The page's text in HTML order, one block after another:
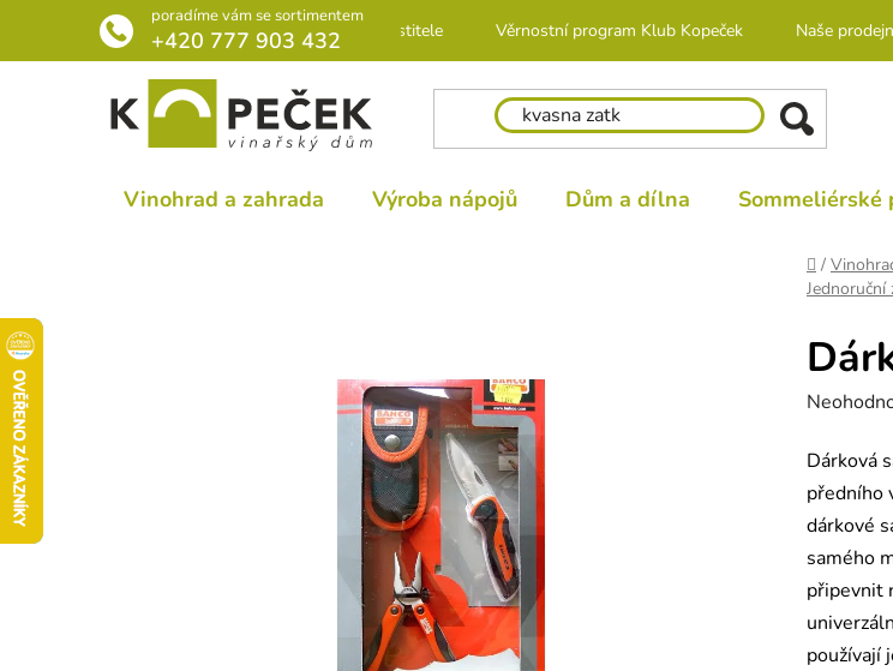
obsah
poradíme vám se sortimentem
+420 777 903 432Rádce pro pěstitele Věrnostní program Klub Kopeček Naše
Vinohrad a zahrada Výroba nápojů Dům a dílna Sommeliérské
Domů
/
Jednoruční
Průměrné
produktu
je
0,0
z
5
hvězdiček.
Dárková
předního
dárkové
samého
připevnit
používají